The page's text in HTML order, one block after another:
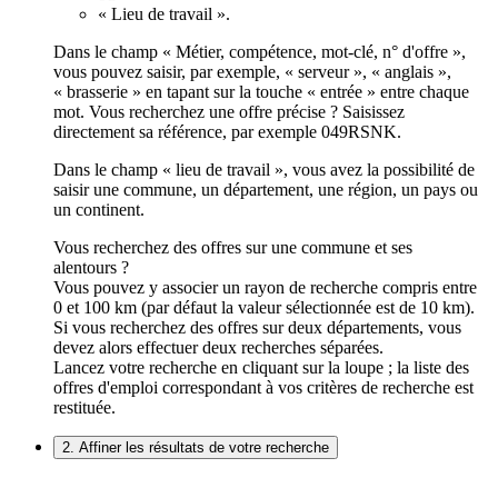
« Lieu de travail ».
Dans le champ « Métier, compétence, mot-clé, n° d'offre »,
vous pouvez saisir, par exemple, « serveur », « anglais »,
« brasserie » en tapant sur la touche « entrée » entre chaque
mot. Vous recherchez une offre précise ? Saisissez
directement sa référence, par exemple 049RSNK.
Dans le champ « lieu de travail », vous avez la possibilité de
saisir une commune, un département, une région, un pays ou
un continent.
Vous recherchez des offres sur une commune et ses
alentours ?
Vous pouvez y associer un rayon de recherche compris entre
0 et 100 km (par défaut la valeur sélectionnée est de 10 km).
Si vous recherchez des offres sur deux départements, vous
devez alors effectuer deux recherches séparées.
Lancez votre recherche en cliquant sur la loupe ; la liste des
offres d'emploi correspondant à vos critères de recherche est
restituée.
2. Affiner les résultats de votre recherche